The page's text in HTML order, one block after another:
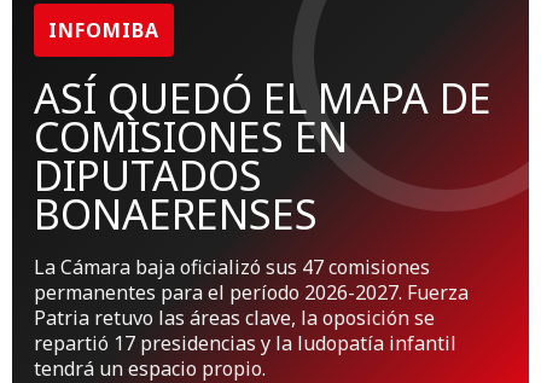
INFOMIBA
ASÍ QUEDÓ EL MAPA DE
COMISIONES EN
DIPUTADOS
BONAERENSES
La Cámara baja oficializó sus 47 comisiones
permanentes para el período 2026-2027. Fuerza
Patria retuvo las áreas clave, la oposición se
repartió 17 presidencias y la ludopatía infantil
tendrá un espacio propio.